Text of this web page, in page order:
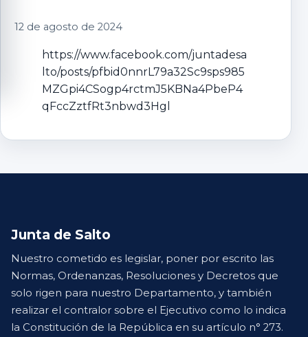
12 de agosto de 2024
https://www.facebook.com/juntadesa
lto/posts/pfbid0nnrL79a32Sc9sps985
MZGpi4CSogp4rctmJ5KBNa4PbeP4
qFccZztfRt3nbwd3Hgl
Junta de Salto
Nuestro cometido es legislar, poner por escrito las
Normas, Ordenanzas, Resoluciones y Decretos que
solo rigen para nuestro Departamento, y también
realizar el contralor sobre el Ejecutivo como lo indica
la Constitución de la República en su artículo n° 273.